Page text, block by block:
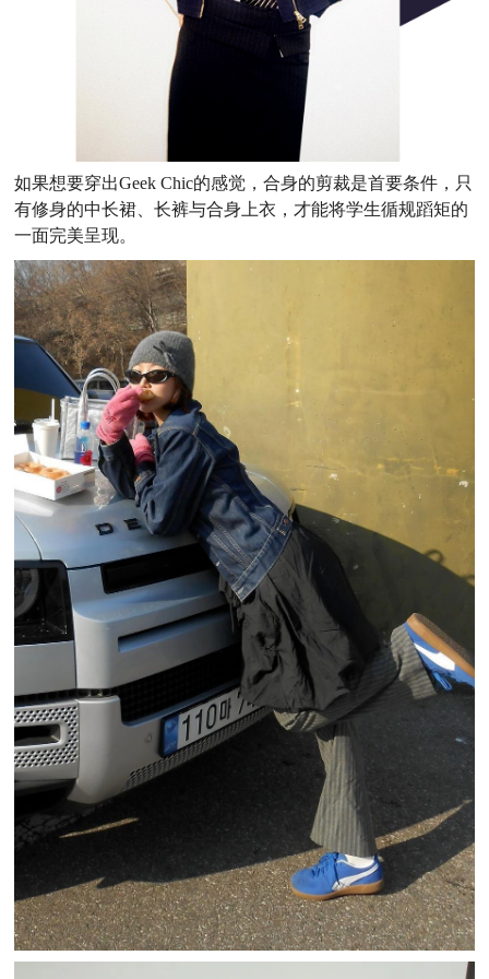
如果想要穿出Geek Chic的感觉，合身的剪裁是首要条件，只
有修身的中长裙、长裤与合身上衣，才能将学生循规蹈矩的
一面完美呈现。